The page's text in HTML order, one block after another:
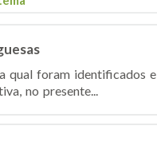
qual foram identificados e
no presente...